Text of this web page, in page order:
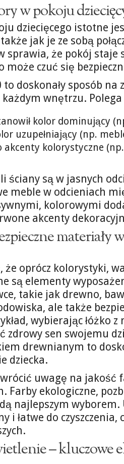
w pokoju
dziecięcego istotne
jak je ze sobą
sprawia, że pokój
może czuć się
to doskonały sposób
wnętrzu.
kolor dominujący
uzupełniający (np.
akcenty kolorystyczne
ściany są w jasnych
meble w odcieniach
kolorowymi
akcenty
materiały
oprócz kolorystyki,
są elementy
takie jak drewno,
ale także
wybierając łóżko
zdrowy sen swojemu
drewnianym to
dziecka.
uwagę na jakość
Farby ekologiczne,
najlepszym wyborem.
i łatwe do czyszczenia,
– kluczowe